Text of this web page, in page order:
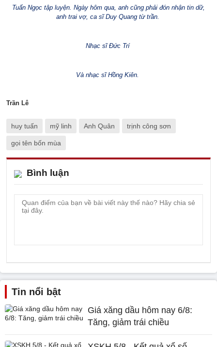
Tuấn Ngọc tập luyện. Ngày hôm qua, anh cũng phải đón nhận tin dữ,
anh trai vợ, ca sĩ Duy Quang từ trần.
Nhạc sĩ Đức Trí
Và nhạc sĩ Hồng Kiên.
Trần Lê
huy tuấn mỹ linh Anh Quân trịnh công sơn
gọi tên bốn mùa
Bình luận
Tin nổi bật
Giá xăng dầu hôm nay 6/8:
Tăng, giảm trái chiều